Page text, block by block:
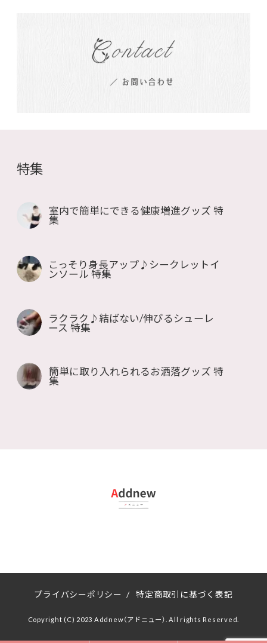
特集
室内で簡単にできる健康増進グッズ 特
集
こっそり身長アップ♪シークレットイ
ンソール 特集
ラクラク♪結ばない/伸びるシューレ
ース 特集
簡単に取り入れられるお洒落グッズ 特
集
プライバシーポリシー / 特定商取引に基づく表記
Copyright (C) 2023 Addnew（アドニュー）. All rights Reserved.